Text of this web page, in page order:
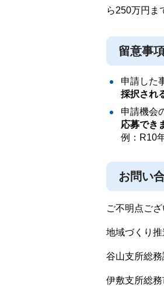
ら250万円ま
留意事
申請した
採択され
申請機会
応募でき
例：R10
お問い
ご不明点ご
地域づくり
谷山支所総
伊敷支所総